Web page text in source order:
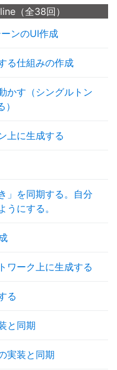
（全38回）
ンのUI作成
る仕組みの作成
かす（シングルトン
上に生成する
」を同期する。自分
うにする。
ワーク上に生成する
る
と同期
実装と同期